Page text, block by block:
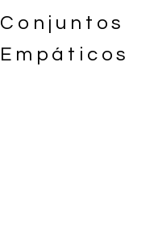
Conjuntos
Empáticos